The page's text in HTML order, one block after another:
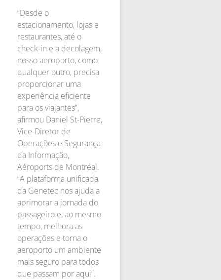
“Desde o
estacionamento, lojas e
restaurantes, até o
check-in e a decolagem,
nosso aeroporto, como
qualquer outro, precisa
proporcionar uma
experiência eficiente
para os viajantes”,
afirmou Daniel St-Pierre,
Vice-Diretor de
Operações e Segurança
da Informação,
Aéroports de Montréal.
“A plataforma unificada
da Genetec nos ajuda a
aprimorar a jornada do
passageiro e, ao mesmo
tempo, melhora as
operações e torna o
aeroporto um ambiente
mais seguro para todos
que passam por aqui”.